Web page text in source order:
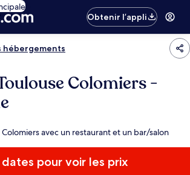
Obtenir l’appli
hébergements
Colomiers -
avec un restaurant et un bar/salon
dates pour voir les prix